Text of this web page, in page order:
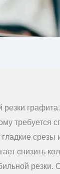
резки
требуется
срезы
снизить
резки.